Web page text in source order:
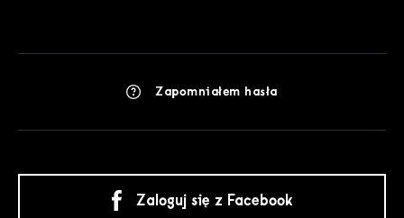
Zapomniałem hasła
Zaloguj się z Facebook